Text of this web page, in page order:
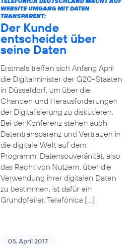
WEBSITE UMGANG MIT DATEN
TRANSPARENT:
Der Kunde
entscheidet über
seine Daten
Erstmals treffen sich Anfang April
die Digitalminister der G20-Staaten
in Düsseldorf, um über die
Chancen und Herausforderungen
der Digitalisierung zu diskutieren.
Bei der Konferenz stehen auch
Datentransparenz und Vertrauen in
die digitale Welt auf dem
Programm. Datensouveränität, also
das Recht von Nutzern, über die
Verwendung ihrer digitalen Daten
zu bestimmen, ist dafür ein
Grundpfeiler. Telefónica […]
05. April 2017